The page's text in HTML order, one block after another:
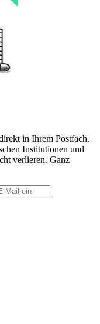
in Ihrem Postfach.
Institutionen und
verlieren. Ganz